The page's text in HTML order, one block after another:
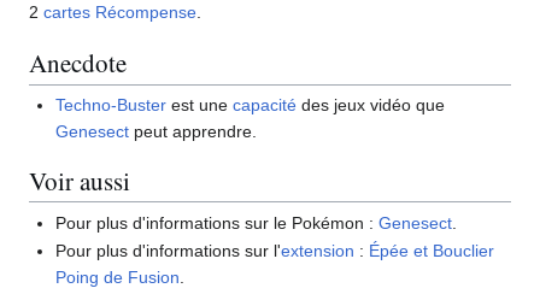
2 cartes Récompense
Anecdote
Techno-Buster est unecapacité des jeux vidéo que
Genesect peut apprendre.
Voir aussi
Pour plus d'informations sur le Pokémon :Genesect
Pour plus d'informations sur l'extension : Épée et Bouclier
Poing de Fusion